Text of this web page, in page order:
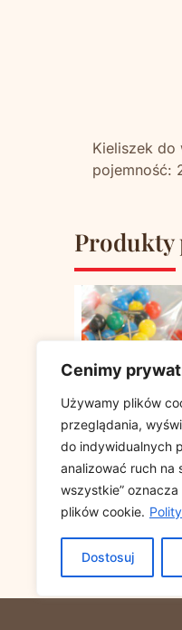
Cenimy
Używamy plików
przeglądania,
do indywidualnych
analizować ruch na
wszystkie”
plików cookie.
Dostosuj
Kieliszek do
pojemność:
Produkty
Torebki
op.100szt.